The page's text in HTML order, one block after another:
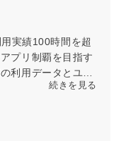
実績100時間を超
プリ制覇を目指す
利用データとユー
マッチングアプリ
続きを見る